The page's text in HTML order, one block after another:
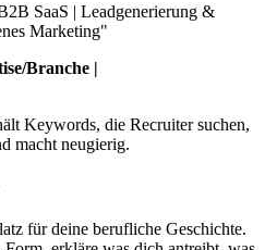
SaaS | Leadgenerierung &
Marketing"
Branche |
Keywords, die Recruiter suchen,
macht neugierig.
für deine berufliche Geschichte.